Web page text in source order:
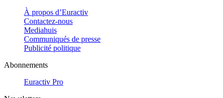
À propos d’Euractiv
Contactez-nous
Mediahuis
Communiqués de presse
Publicité politique
Abonnements
Euractiv Pro